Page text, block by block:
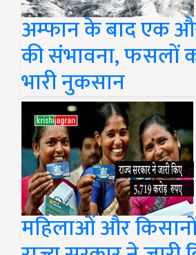
अम्फान के बाद एक
की संभावना, फसलों
भारी नुकसान
महिलाओं और